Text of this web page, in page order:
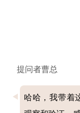
提问者曹总
哈哈，我带着